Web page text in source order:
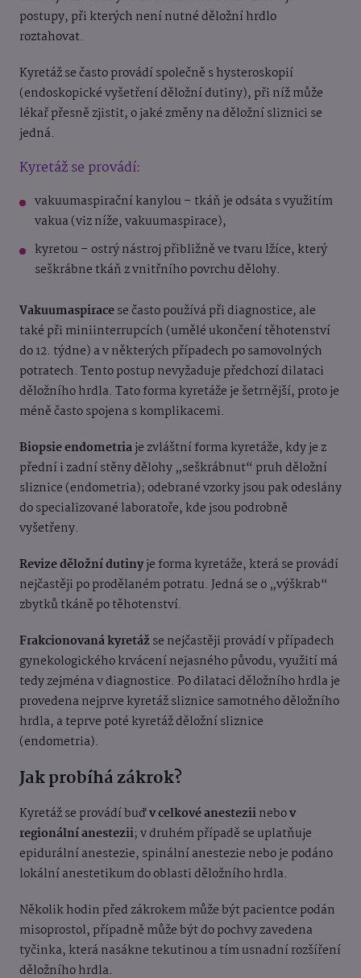
postupy, při kterých není nutné děložní hrdlo
roztahovat.
Kyretáž se často provádí společně s hysteroskopií
(endoskopické vyšetření děložní dutiny), při níž může
lékař přesně zjistit, o jaké změny na děložní sliznici se
jedná.
Kyretáž se provádí:
vakuumaspirační kanylou – tkáň je odsáta s využitím
vakua (viz níže, vakuumaspirace),
kyretou – ostrý nástroj přibližně ve tvaru lžíce, který
seškrábne tkáň z vnitřního povrchu dělohy.
Vakuumaspiracese často používá při diagnostice, ale
také při miniinterrupcích (umělé ukončení těhotenství
do 12. týdne) a v některých případech po samovolných
potratech. Tento postup nevyžaduje předchozí dilataci
děložního hrdla. Tato forma kyretáže je šetrnější, proto je
méně často spojena s komplikacemi.
Biopsie endometriaje zvláštní forma kyretáže, kdy je z
přední i zadní stěny dělohy „seškrábnut“ pruh děložní
sliznice (endometria); odebrané vzorky jsou pak odeslány
do specializované laboratoře, kde jsou podrobně
vyšetřeny.
Revize děložní dutinyje forma kyretáže, která se provádí
nejčastěji po prodělaném potratu. Jedná se o „výškrab“
zbytků tkáně po těhotenství.
Frakcionovaná kyretážse nejčastěji provádí v případech
gynekologického krvácení nejasného původu, využití má
tedy zejména v diagnostice. Po dilataci děložního hrdla je
provedena nejprve kyretáž sliznice samotného děložního
hrdla, a teprve poté kyretáž děložní sliznice
(endometria).
Jak probíhá zákrok?
Kyretáž se provádí buďv celkové anesteziinebov
regionální anestezii; v druhém případě se uplatňuje
epidurální anestezie, spinální anestezie nebo je podáno
lokální anestetikum do oblasti děložního hrdla.
Několik hodin před zákrokem může být pacientce podán
misoprostol, případně může být do pochvy zavedena
tyčinka, která nasákne tekutinou a tím usnadní rozšíření
děložního hrdla.